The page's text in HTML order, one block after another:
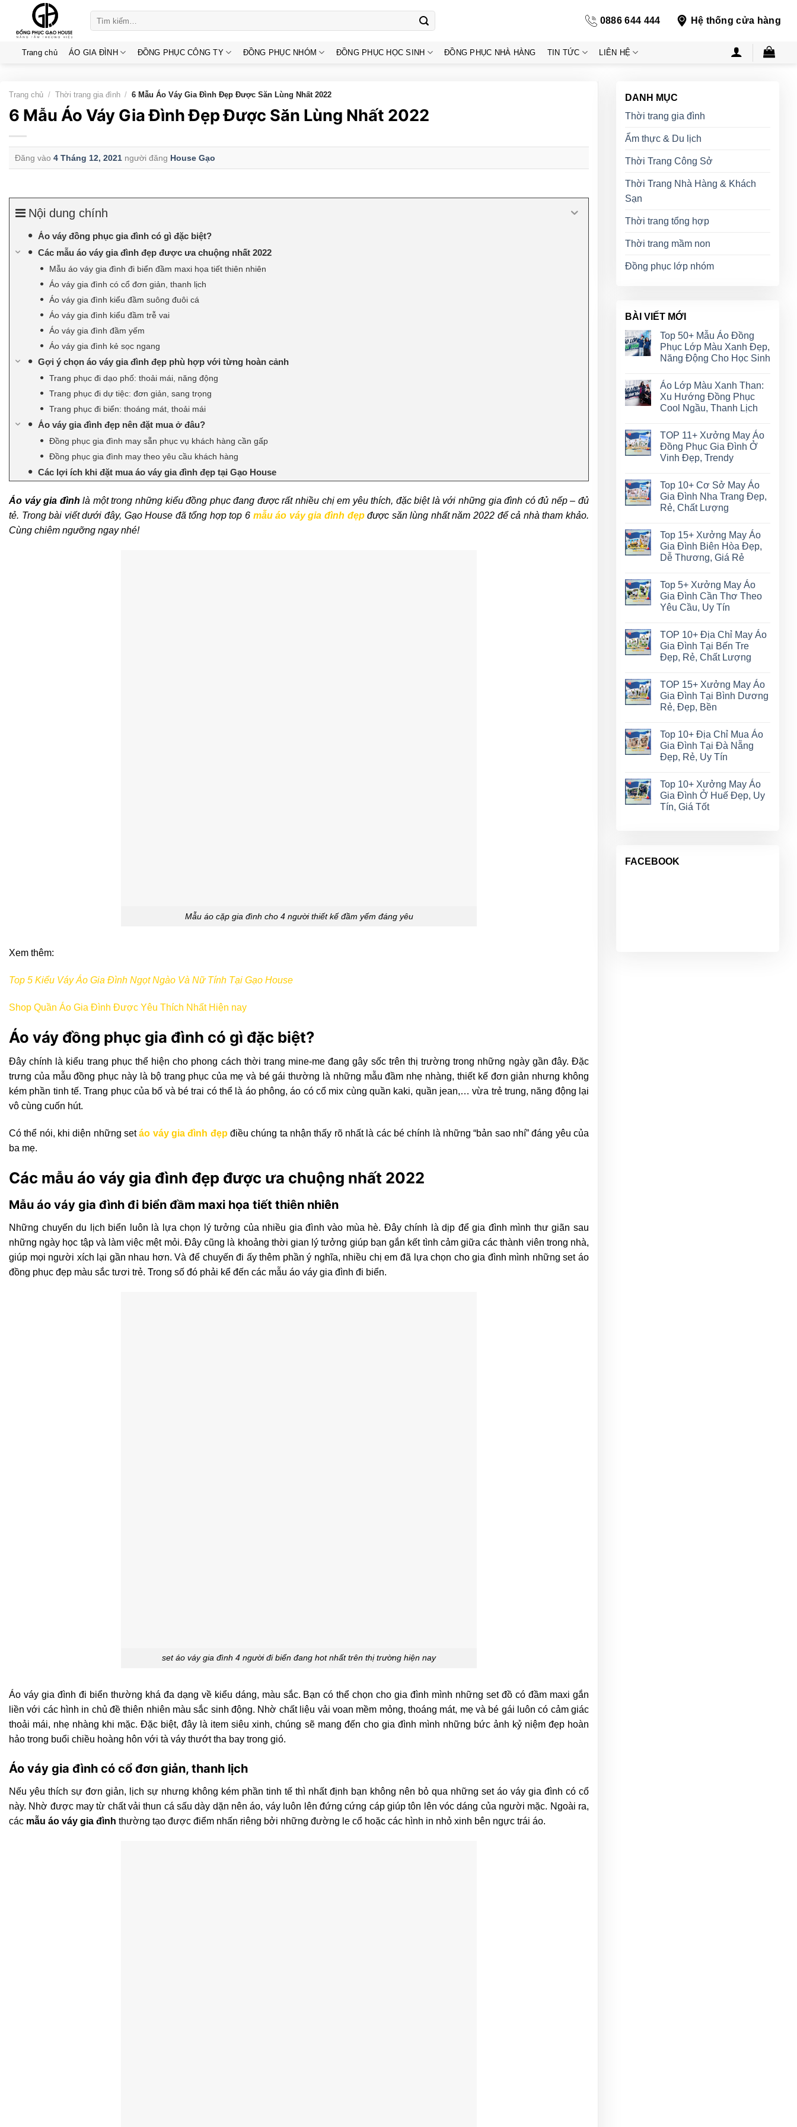
content
0886 644 444 Hệ thống cửa hàng
Trang chủ ÁO GIA ĐÌNH ĐỒNG PHỤC CÔNG TY ĐỒNG PHỤC NHÓM ĐỒNG PHỤC HỌC SINH ĐỒNG PHỤC NHÀ HÀNG TIN TỨC LIÊN HỆ
Trang chủ / Thời trang gia đình / 6 Mẫu Áo Váy Gia Đình Đẹp Được Săn Lùng Nhất 2022
6 Mẫu Áo Váy Gia Đình Đẹp Được Săn Lùng Nhất 2022
Đăng vào 4 Tháng 12, 2021 người đăng House Gạo
Nội dung chính
Áo váy đồng phục gia đình có gì đặc biệt?
Các mẫu áo váy gia đình đẹp được ưa chuộng nhất 2022
Mẫu áo váy gia đình đi biển đầm maxi họa tiết thiên nhiên
Áo váy gia đình có cổ đơn giản, thanh lịch
Áo váy gia đình kiểu đầm suông đuôi cá
Áo váy gia đình kiểu đầm trễ vai
Áo váy gia đình đầm yếm
Áo váy gia đình kẻ sọc ngang
Gợi ý chọn áo váy gia đình đẹp phù hợp với từng hoàn cảnh
Trang phục đi dạo phố: thoải mái, năng động
Trang phục đi dự tiệc: đơn giản, sang trọng
Trang phục đi biển: thoáng mát, thoải mái
Áo váy gia đình đẹp nên đặt mua ở đâu?
Đồng phục gia đình may sẵn phục vụ khách hàng cần gấp
Đồng phục gia đình may theo yêu cầu khách hàng
Các lợi ích khi đặt mua áo váy gia đình đẹp tại Gạo House
Áo váy gia đình là một trong những kiểu đồng phục đang được rất nhiều chị em yêu thích, đặc biệt là với những gia đình có đủ nếp – đủ
tẻ. Trong bài viết dưới đây, Gạo House đã tổng hợp top 6 mẫu áo váy gia đình đẹpđược săn lùng nhất năm 2022 để cả nhà tham khảo.
Cùng chiêm ngưỡng ngay nhé!
Mẫu áo cặp gia đình cho 4 người thiết kế đầm yếm đáng yêu
Xem thêm:
Top 5 Kiểu Váy Áo Gia Đình Ngọt Ngào Và Nữ Tính Tại Gạo House
Shop Quần Áo Gia Đình Được Yêu Thích Nhất Hiện nay
Áo váy đồng phục gia đình có gì đặc biệt?
Đây chính là kiểu trang phục thể hiện cho phong cách thời trang mine-me đang gây sốc trên thị trường trong những ngày gần đây. Đặc
trưng của mẫu đồng phục này là bộ trang phục của mẹ và bé gái thường là những mẫu đầm nhẹ nhàng, thiết kế đơn giản nhưng không
kém phần tinh tế. Trang phục của bố và bé trai có thể là áo phông, áo có cổ mix cùng quần kaki, quần jean,… vừa trẻ trung, năng động lại
vô cùng cuốn hút.
Có thể nói, khi diện những setáo váy gia đình đẹpđiều chúng ta nhận thấy rõ nhất là các bé chính là những “bản sao nhí” đáng yêu của
ba mẹ.
Các mẫu áo váy gia đình đẹp được ưa chuộng nhất 2022
Mẫu áo váy gia đình đi biển đầm maxi họa tiết thiên nhiên
Những chuyến du lịch biển luôn là lựa chọn lý tưởng của nhiều gia đình vào mùa hè. Đây chính là dịp để gia đình mình thư giãn sau
những ngày học tập và làm việc mệt mỏi. Đây cũng là khoảng thời gian lý tưởng giúp bạn gắn kết tình cảm giữa các thành viên trong nhà,
giúp mọi người xích lại gần nhau hơn. Và để chuyến đi ấy thêm phần ý nghĩa, nhiều chị em đã lựa chọn cho gia đình mình những set áo
đồng phục đẹp màu sắc tươi trẻ. Trong số đó phải kể đến các mẫu áo váy gia đình đi biển.
set áo váy gia đình 4 người đi biển đang hot nhất trên thị trường hiện nay
Áo váy gia đình đi biển thường khá đa dạng về kiểu dáng, màu sắc. Bạn có thể chọn cho gia đình mình những set đồ có đầm maxi gắn
liền với các hình in chủ đề thiên nhiên màu sắc sinh động. Nhờ chất liệu vải voan mềm mỏng, thoáng mát, mẹ và bé gái luôn có cảm giác
thoải mái, nhẹ nhàng khi mặc. Đặc biệt, đây là item siêu xinh, chúng sẽ mang đến cho gia đình mình những bức ảnh kỷ niệm đẹp hoàn
hảo trong buổi chiều hoàng hôn với tà váy thướt tha bay trong gió.
Áo váy gia đình có cổ đơn giản, thanh lịch
Nếu yêu thích sự đơn giản, lịch sự nhưng không kém phần tinh tế thì nhất định bạn không nên bỏ qua những set áo váy gia đình có cổ
này. Nhờ được may từ chất vải thun cá sấu dày dặn nên áo, váy luôn lên đứng cứng cáp giúp tôn lên vóc dáng của người mặc. Ngoài ra,
các mẫu áo váy gia đình thường tạo được điểm nhấn riêng bởi những đường le cổ hoặc các hình in nhỏ xinh bên ngực trái áo.
DANH MỤC
Thời trang gia đình
Ẩm thực & Du lịch
Thời Trang Công Sở
Thời Trang Nhà Hàng & Khách
Sạn
Thời trang tổng hợp
Thời trang mầm non
Đồng phục lớp nhóm
BÀI VIẾT MỚI
Top 50+ Mẫu Áo Đồng
Phục Lớp Màu Xanh Đẹp,
Năng Động Cho Học Sinh
Áo Lớp Màu Xanh Than:
Xu Hướng Đồng Phục
Cool Ngầu, Thanh Lịch
TOP 11+ Xưởng May Áo
Đồng Phục Gia Đình Ở
Vinh Đẹp, Trendy
Top 10+ Cơ Sở May Áo
Gia Đình Nha Trang Đẹp,
Rẻ, Chất Lượng
Top 15+ Xưởng May Áo
Gia Đình Biên Hòa Đẹp,
Dễ Thương, Giá Rẻ
Top 5+ Xưởng May Áo
Gia Đình Cần Thơ Theo
Yêu Cầu, Uy Tín
TOP 10+ Địa Chỉ May Áo
Gia Đình Tại Bến Tre
Đẹp, Rẻ, Chất Lượng
TOP 15+ Xưởng May Áo
Gia Đình Tại Bình Dương
Rẻ, Đẹp, Bền
Top 10+ Địa Chỉ Mua Áo
Gia Đình Tại Đà Nẵng
Đẹp, Rẻ, Uy Tín
Top 10+ Xưởng May Áo
Gia Đình Ở Huế Đẹp, Uy
Tín, Giá Tốt
FACEBOOK